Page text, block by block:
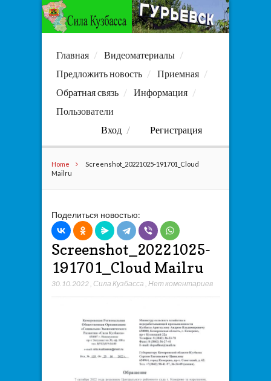
Главная
Видеоматериалы
Предложить новость
Приемная
Обратная связь
Информация
Пользователи
Вход
Регистрация
Home
Screenshot_20221025-191701_Cloud
Mailru
Поделиться новостью:
Screenshot_20221025-
191701_Cloud Mailru
30.10.2022, Сила Кузбасса Нет коментариев